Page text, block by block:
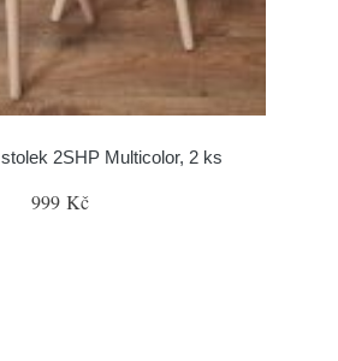
2SHP Multicolor, 2 ks
999 Kč